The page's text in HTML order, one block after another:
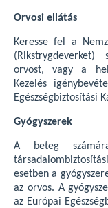
Orvosi ellátás
Keresse fel a
(Rikstrygdeverket)
orvost, vagy a
Kezelés
Egészségbiztosítási
Gyógyszerek
A beteg
esetben a
az orvos. A
az Európai